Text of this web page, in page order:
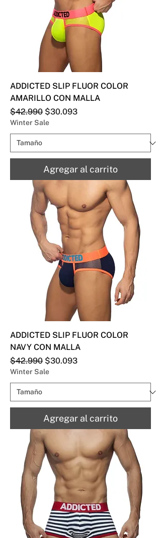
ADDICTED SLIP FLUOR COLOR
AMARILLO CON MALLA
Precio
$42.990 Precio de oferta
$30.093
Winter Sale
Agregar al carrito
ADDICTED SLIP FLUOR COLOR
NAVY CON MALLA
Precio
$42.990 Precio de oferta
$30.093
Winter Sale
Agregar al carrito